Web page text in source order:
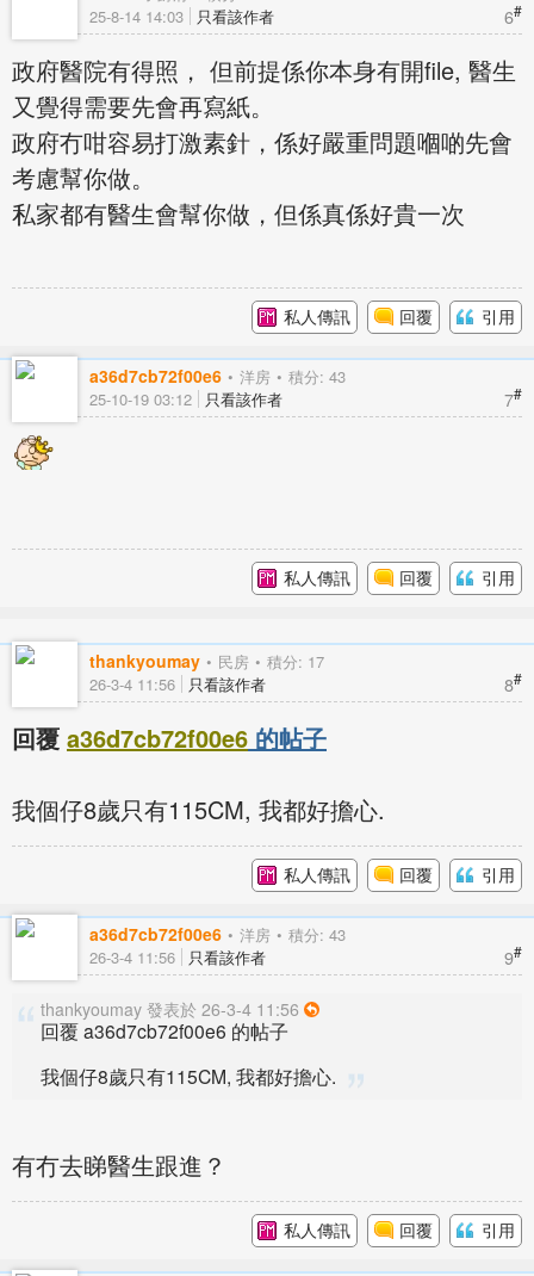
6#
25-8-14 14:03 只看該作者
政府醫院有得照， 但前提係你本身有開file, 醫生
又覺得需要先會再寫紙。
政府冇咁容易打激素針，係好嚴重問題嗰啲先會
考慮幫你做。
私家都有醫生會幫你做，但係真係好貴一次
私人傳訊 回覆 引用
a36d7cb72f00e6 洋房 積分: 43
7#
25-10-19 03:12 只看該作者
私人傳訊 回覆 引用
thankyoumay 民房 積分: 17
8#
26-3-4 11:56 只看該作者
回覆 a36d7cb72f00e6 的帖子
我個仔8歲只有115CM, 我都好擔心.
私人傳訊 回覆 引用
a36d7cb72f00e6 洋房 積分: 43
9#
26-3-4 11:56 只看該作者
thankyoumay 發表於 26-3-4 11:56
回覆 a36d7cb72f00e6 的帖子
我個仔8歲只有115CM, 我都好擔心.
有冇去睇醫生跟進？
私人傳訊 回覆 引用